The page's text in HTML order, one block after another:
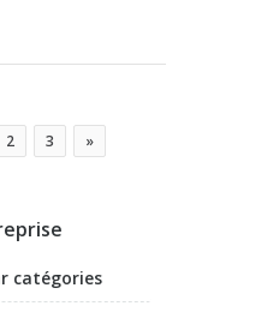
2 3 »
catégories